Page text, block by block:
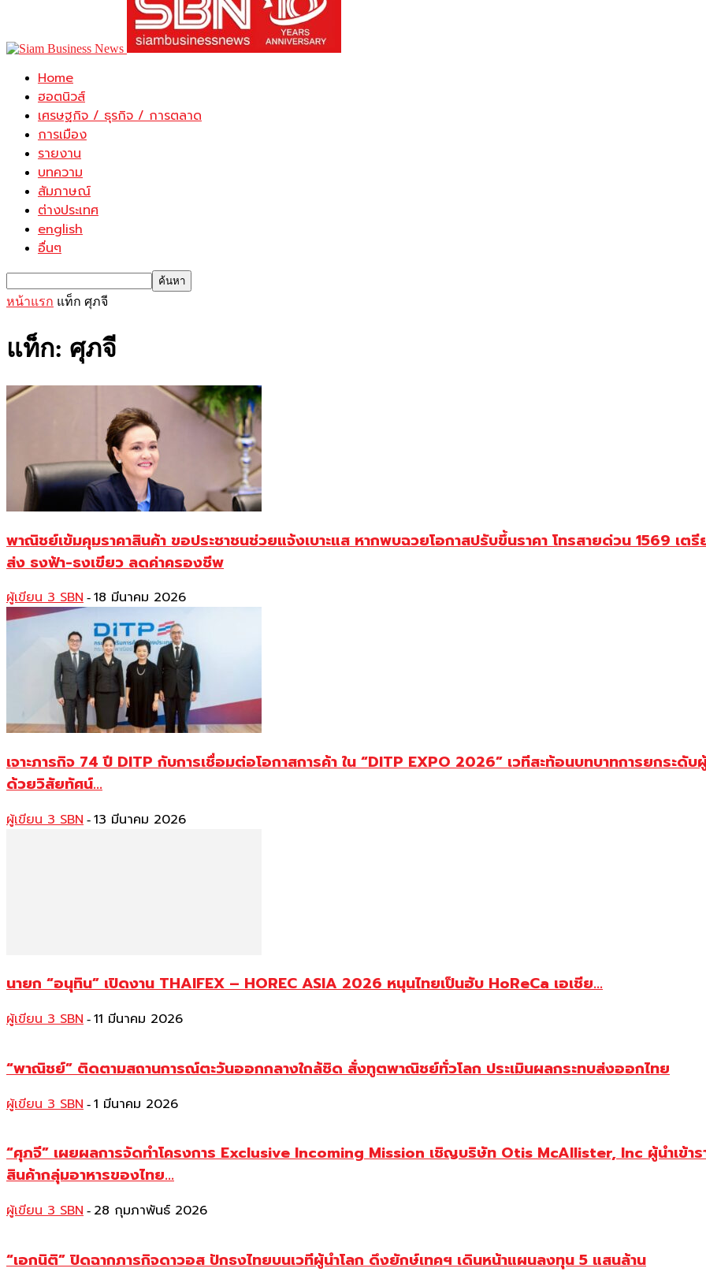
Home
ฮอตนิวส์
เศรษฐกิจ / ธุรกิจ / การตลาด
การเมือง
รายงาน
บทความ
สัมภาษณ์
ต่างประเทศ
english
อื่นๆ
หน้าแรก แท็ก ศุภจี
แท็ก: ศุภจี
พาณิชย์เข้มคุมราคาสินค้า ขอประชาชนช่วยแจ้งเบาะแส หากพบฉวยโอกาสปรับขึ้นราคา โทรสายด่วน 1569 เ
ส่ง ธงฟ้า-ธงเขียว ลดค่าครองชีพ
ผู้เขียน 3 SBN - 18 มีนาคม 2026
เจาะภารกิจ 74 ปี DITP กับการเชื่อมต่อโอกาสการค้า ใน “DITP EXPO 2026” เวทีสะท้อนบทบาทการยกระดับ
ด้วยวิสัยทัศน์...
ผู้เขียน 3 SBN - 13 มีนาคม 2026
นายก “อนุทิน” เปิดงาน THAIFEX – HOREC ASIA 2026 หนุนไทยเป็นฮับ HoReCa เอเชีย...
ผู้เขียน 3 SBN - 11 มีนาคม 2026
“พาณิชย์” ติดตามสถานการณ์ตะวันออกกลางใกล้ชิด สั่งทูตพาณิชย์ทั่วโลก ประเมินผลกระทบส่งออกไทย
ผู้เขียน 3 SBN - 1 มีนาคม 2026
“ศุภจี” เผยผลการจัดทำโครงการ Exclusive Incoming Mission เชิญบริษัท Otis McAllister, Inc ผู้นำเข้า
สินค้ากลุ่มอาหารของไทย...
ผู้เขียน 3 SBN - 28 กุมภาพันธ์ 2026
“เอกนิติ” ปิดฉากภารกิจดาวอส ปักธงไทยบนเวทีผู้นำโลก ดึงยักษ์เทคฯ เดินหน้าแผนลงทุน 5 แสนล้าน